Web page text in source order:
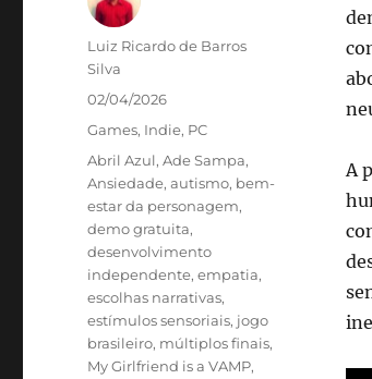
A
Autor
Luiz Ricardo de Barros
Silva
Publicado
02/04/2026
Categorias
Games, Indie, PC
Tags
Abril Azul,Ade Sampa,
Ansiedade,autismo, bem-
estar da personagem,
demo gratuita,
desenvolvimento
independente,empatia,
escolhas narrativas,
estímulos sensoriais, jogo
brasileiro, múltiplos finais,
My Girlfriend is a VAMP,